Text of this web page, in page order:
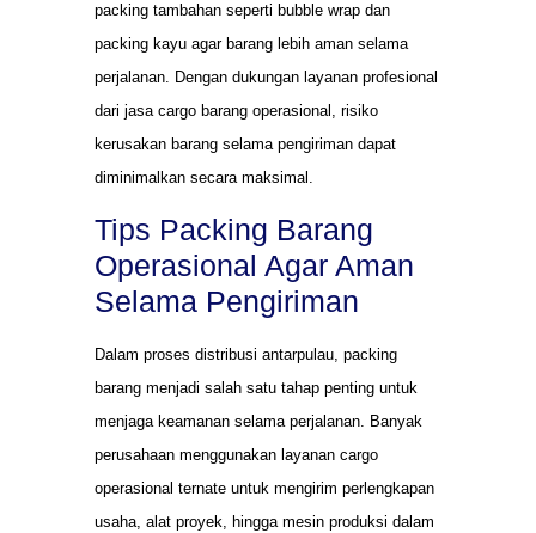
packing tambahan seperti bubble wrap dan
packing kayu agar barang lebih aman selama
perjalanan. Dengan dukungan layanan profesional
dari jasa cargo barang operasional, risiko
kerusakan barang selama pengiriman dapat
diminimalkan secara maksimal.
Tips Packing Barang
Operasional Agar Aman
Selama Pengiriman
Dalam proses distribusi antarpulau, packing
barang menjadi salah satu tahap penting untuk
menjaga keamanan selama perjalanan. Banyak
perusahaan menggunakan layanan cargo
operasional ternate untuk mengirim perlengkapan
usaha, alat proyek, hingga mesin produksi dalam